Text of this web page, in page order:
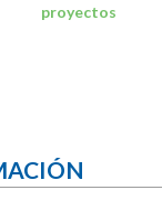
proyectos